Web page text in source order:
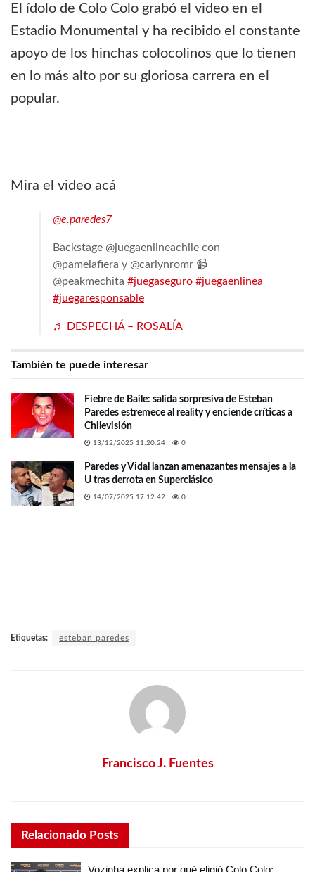
El ídolo de Colo Colo grabó el video en el
Estadio Monumental y ha recibido el constante
apoyo de los hinchas colocolinos que lo tienen
en lo más alto por su gloriosa carrera en el
popular.
Mira el video acá
@e.paredes7
Backstage @juegaenlineachile con
@pamelafiera y @carlynromr 📹
@peakmechita #juegaseguro #juegaenlinea
#juegaresponsable
♬ DESPECHÁ – ROSALÍA
También te puede interesar
Fiebre de Baile: salida sorpresiva de Esteban
Paredes estremece al reality y enciende críticas a
Chilevisión
13/12/2025 11:20:24 0
Paredes y Vidal lanzan amenazantes mensajes a la
U tras derrota en Superclásico
14/07/2025 17:12:42 0
Etiquetas: esteban paredes
Francisco J. Fuentes
Relacionado Posts